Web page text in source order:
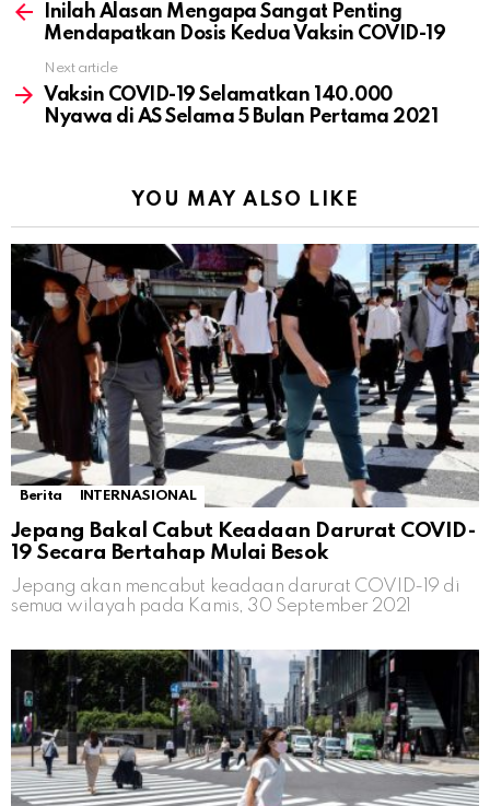
moreInilah Alasan Mengapa Sangat Penting
Mendapatkan Dosis Kedua Vaksin COVID-19
Next article
Vaksin COVID-19 Selamatkan 140.000
Nyawa di AS Selama 5 Bulan Pertama 2021
YOU MAY ALSO LIKE
Berita INTERNASIONAL
Jepang Bakal Cabut Keadaan Darurat COVID-
19 Secara Bertahap Mulai Besok
Jepang akan mencabut keadaan darurat COVID-19 di
semua wilayah pada Kamis, 30 September 2021